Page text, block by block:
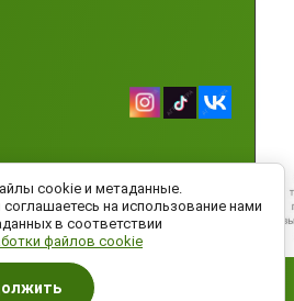
cookie и метаданные.
на использование нами
в соответствии
файлов cookie